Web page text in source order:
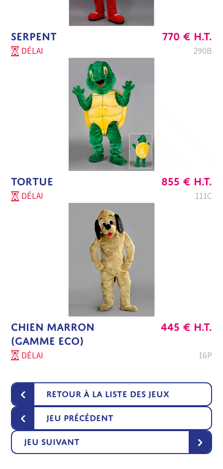
‹ Retour à la liste des jeux
‹ Jeu précédent
Jeu suivant ›
SERPENT 770 € H.T.
DÉLAI 290B
TORTUE 855 € H.T.
DÉLAI 111C
CHIEN MARRON
(GAMME ECO)
445 € H.T.
DÉLAI 16P